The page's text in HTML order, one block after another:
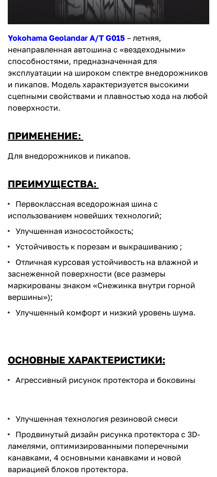
Yokohama Geolandar A/T G015 – летняя,
ненаправленная автошина с «вездеходными»
способностями, предназначенная для
эксплуатации на широком спектре внедорожников
и пикапов. Модель характеризуется высокими
сцепными свойствами и плавностью хода на любой
поверхности.
ПРИМЕНЕНИЕ:
Для внедорожников и пикапов.
ПРЕИМУЩЕСТВА:
Первоклассная вседорожная шина с
использованием новейших технологий;
Улучшенная износостойкость;
Устойчивость к порезам и выкрашиванию ;
Отличная курсовая устойчивость на влажной и
заснеженной поверхности (все размеры
маркированы знаком «Снежинка внутри горной
вершины»);
Улучшенный комфорт и низкий уровень шума.
ОСНОВНЫЕ ХАРАКТЕРИСТИКИ:
Агрессивный рисунок протектора и боковины
Улучшенная технология резиновой смеси
Продвинутый дизайн рисунка протектора с 3D-
ламелями, оптимизированными поперечными
канавками, 4 основными канавками и новой
вариацией блоков протектора.